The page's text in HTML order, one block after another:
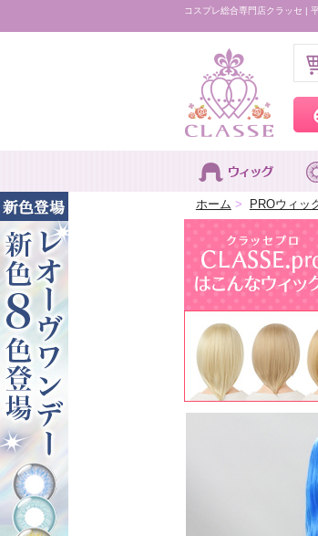
コスプレ総合専門店クラッセ |
ホーム > PROウィッ